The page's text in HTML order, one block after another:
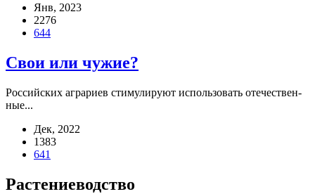
Янв, 2023
2276
644
Свои или чужие?
Рос­сий­ских агра­ри­ев сти­му­ли­ру­ют исполь­зо­вать оте­че­ствен­
ные...
Дек, 2022
1383
641
Растениеводство